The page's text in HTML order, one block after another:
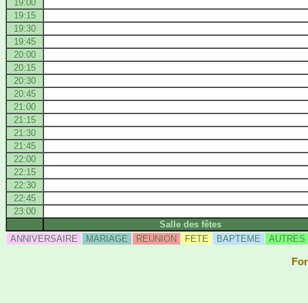
19:00
19:15
19:30
19:45
20:00
20:15
20:30
20:45
21:00
21:15
21:30
21:45
22:00
22:15
22:30
22:45
23:00
Salle des fêtes
ANNIVERSAIRE
MARIAGE REUNION FETE BAPTEME AUTRES